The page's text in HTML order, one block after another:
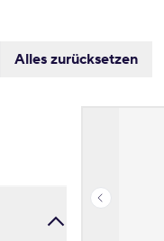
Alles zurücksetzen